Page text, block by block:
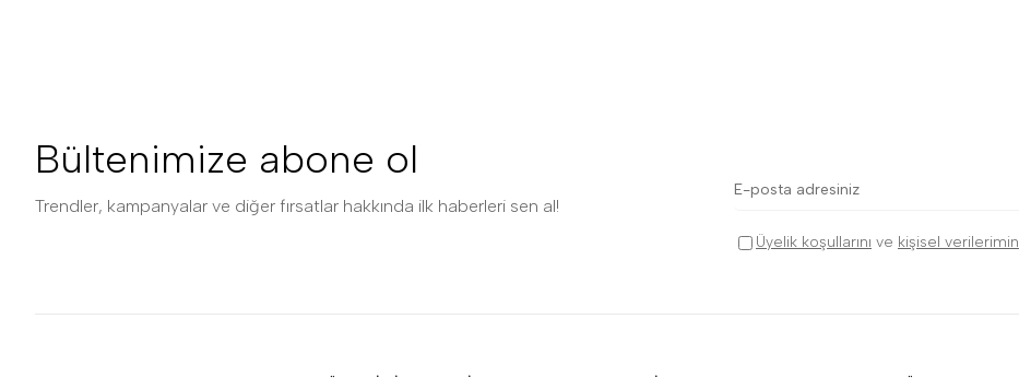
Bültenimize abone ol
Trendler, kampanyalar ve diğer fırsatlar hakkında ilk haberleri sen al!
Üyelik koşullarını ve kişisel verilerimin